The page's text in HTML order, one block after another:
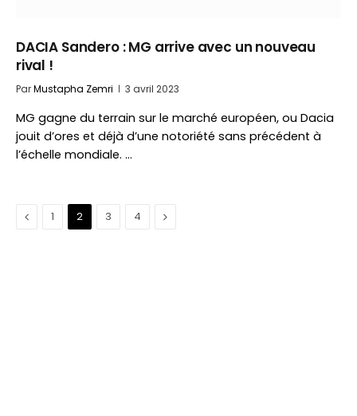
DACIA Sandero : MG arrive avec un nouveau
rival !
ParMustapha Zemri 3 avril 2023
MG gagne du terrain sur le marché européen, ou Dacia
jouit d’ores et déjà d’une notoriété sans précédent à
l’échelle mondiale. …
Précédent
1 2 3 4 Suivant